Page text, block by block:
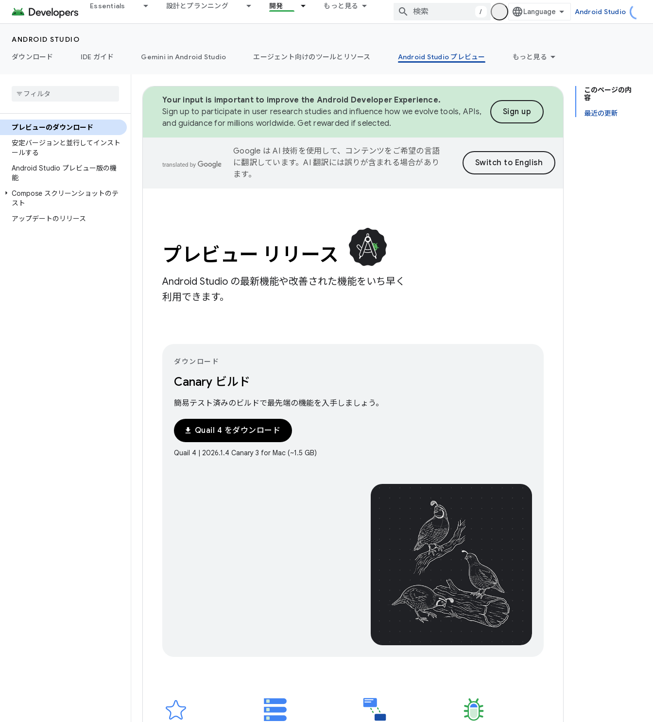
Essentials 設計とプランニング 開発 もっと見る
/ Android Studio
ANDROID STUDIO
ダウンロード
IDE ガイド Gemini in Android Studio エージェント向けのツールとリソース Android Studio プレビュー もっと見る
プレビューのダウンロード
安定バージョンと並行してインスト
ールする
Android Studio プレビュー版の機
能
Compose スクリーンショットのテ
スト
アップデートのリリース
このページの内
容
最近の更新
Your input is important to improve the Android Developer Experience.
Sign up to participate in user research studies and influence how we evolve tools, APIs,
and guidance for millions worldwide. Get rewarded if selected.
Sign up
Google は AI 技術を使用して、コンテンツをご希望の言語
に翻訳しています。AI 翻訳には誤りが含まれる場合があり
ます。
プレビュー リリース
Android Studio の最新機能や改善された機能をいち早く
利用できます。
ダウンロード
Canary ビルド
簡易テスト済みのビルドで最先端の機能を入手しましょう。
download Quail 4 をダウンロード
Quail 4 | 2026.1.4 Canary 3 for Mac (~1.5 GB)